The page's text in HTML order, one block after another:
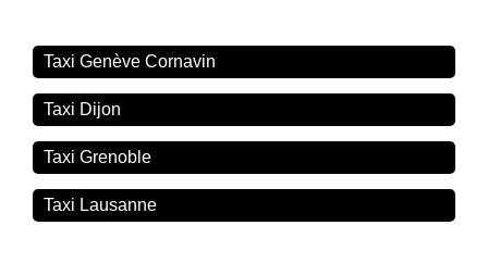
Taxi Genève Cornavin
Taxi Dijon
Taxi Grenoble
Taxi Lausanne